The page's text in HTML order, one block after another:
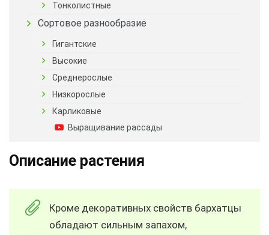
Тонколистные
Сортовое разнообразие
Гигантские
Высокие
Среднерослые
Низкорослые
Карликовые
Выращивание рассады
Описание растения
Кроме декоративных свойств бархатцы
обладают сильным запахом,